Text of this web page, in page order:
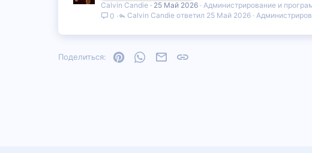
Calvin Candie 25 Май 2026 Администрирование и
0
25 Май 2026
Calvin Candie
Поделиться: PinterestWhatsAppЭлектронная почта